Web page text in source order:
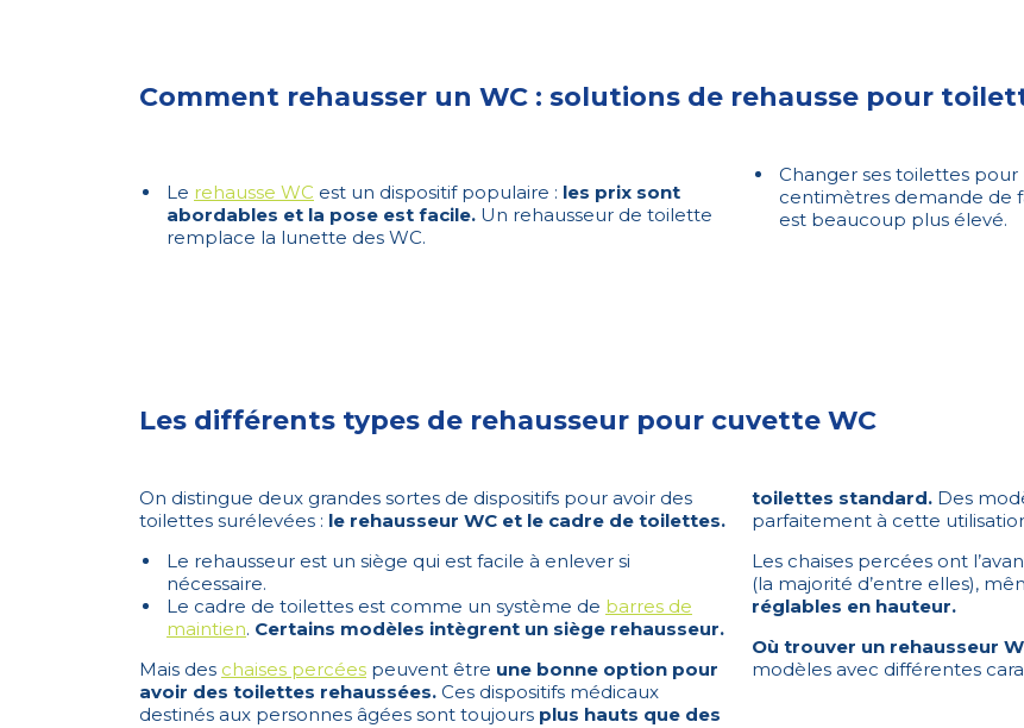
Comment rehausser un WC : solutions de rehausse pour
Le rehausse WC est un dispositif populaire : les prix sont
abordables et la pose est facile. Un rehausseur de toilette
remplace la lunette des WC.
Changer ses toilettes
centimètres demande de
est beaucoup plus élevé.
Les différents types de rehausseur pour cuvette WC
On distingue deux grandes sortes de dispositifs pour avoir des
toilettes surélevées : le rehausseur WC et le cadre de toilettes.
Le rehausseur est un siège qui est facile à enlever si
nécessaire.
Le cadre de toilettes est comme un système de barres de
maintien. Certains modèles intègrent un siège rehausseur.
Mais des chaises percées peuvent être une bonne option pour
avoir des toilettes rehaussées. Ces dispositifs médicaux
destinés aux personnes âgées sont toujours plus hauts que des
toilettes standard. Des
parfaitement à cette
Les chaises percées ont
(la majorité d’entre elles),
réglables en hauteur.
Où trouver un rehausseur
modèles avec différentes